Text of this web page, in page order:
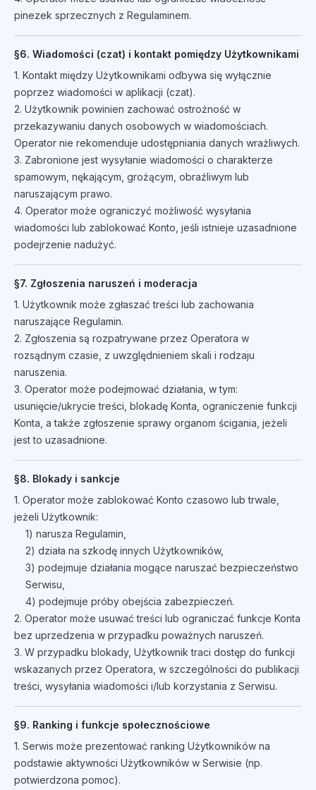
pinezek sprzecznych z Regulaminem.
§6. Wiadomości (czat) i kontakt pomiędzy Użytkownikami
1. Kontakt między Użytkownikami odbywa się wyłącznie
poprzez wiadomości w aplikacji (czat).
2. Użytkownik powinien zachować ostrożność w
przekazywaniu danych osobowych w wiadomościach.
Operator nie rekomenduje udostępniania danych wrażliwych.
3. Zabronione jest wysyłanie wiadomości o charakterze
spamowym, nękającym, grożącym, obraźliwym lub
naruszającym prawo.
4. Operator może ograniczyć możliwość wysyłania
wiadomości lub zablokować Konto, jeśli istnieje uzasadnione
podejrzenie nadużyć.
§7. Zgłoszenia naruszeń i moderacja
1. Użytkownik może zgłaszać treści lub zachowania
naruszające Regulamin.
2. Zgłoszenia są rozpatrywane przez Operatora w
rozsądnym czasie, z uwzględnieniem skali i rodzaju
naruszenia.
3. Operator może podejmować działania, w tym:
usunięcie/ukrycie treści, blokadę Konta, ograniczenie funkcji
Konta, a także zgłoszenie sprawy organom ścigania, jeżeli
jest to uzasadnione.
§8. Blokady i sankcje
1. Operator może zablokować Konto czasowo lub trwale,
jeżeli Użytkownik:
1) narusza Regulamin,
2) działa na szkodę innych Użytkowników,
3) podejmuje działania mogące naruszać bezpieczeństwo
Serwisu,
4) podejmuje próby obejścia zabezpieczeń.
2. Operator może usuwać treści lub ograniczać funkcje Konta
bez uprzedzenia w przypadku poważnych naruszeń.
3. W przypadku blokady, Użytkownik traci dostęp do funkcji
wskazanych przez Operatora, w szczególności do publikacji
treści, wysyłania wiadomości i/lub korzystania z Serwisu.
§9. Ranking i funkcje społecznościowe
1. Serwis może prezentować ranking Użytkowników na
podstawie aktywności Użytkowników w Serwisie (np.
potwierdzona pomoc).